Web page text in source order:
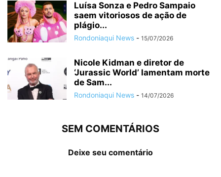
Luísa Sonza e Pedro Sampaio
saem vitoriosos de ação de
plágio...
Rondoniaqui News - 15/07/2026
Nicole Kidman e diretor de
‘Jurassic World’ lamentam morte
de Sam...
Rondoniaqui News - 14/07/2026
SEM COMENTÁRIOS
Deixe seu comentário